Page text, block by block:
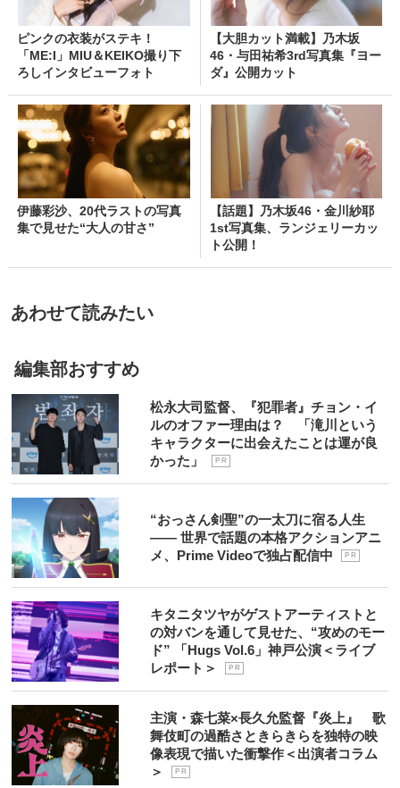
ピンクの衣装がステキ！
「ME:I」MIU＆KEIKO撮り下
ろしインタビューフォト
【大胆カット満載】乃木坂
46・与田祐希3rd写真集『ヨー
ダ』公開カット
伊藤彩沙、20代ラストの写真
集で見せた“大人の甘さ”
【話題】乃木坂46・金川紗耶
1st写真集、ランジェリーカッ
ト公開！
あわせて読みたい
編集部おすすめ
松永大司監督、『犯罪者』チョン・イ
ルのオファー理由は？ 「滝川という
キャラクターに出会えたことは運が良
かった」
P R
“おっさん剣聖”の一太刀に宿る人生
―― 世界で話題の本格アクションアニ
メ、Prime Videoで独占配信中
P R
キタニタツヤがゲストアーティストと
の対バンを通して見せた、“攻めのモー
ド” 「Hugs Vol.6」神戸公演＜ライブ
レポート＞
P R
主演・森七菜×長久允監督『炎上』 歌
舞伎町の過酷さときらきらを独特の映
像表現で描いた衝撃作＜出演者コラム
＞
P R